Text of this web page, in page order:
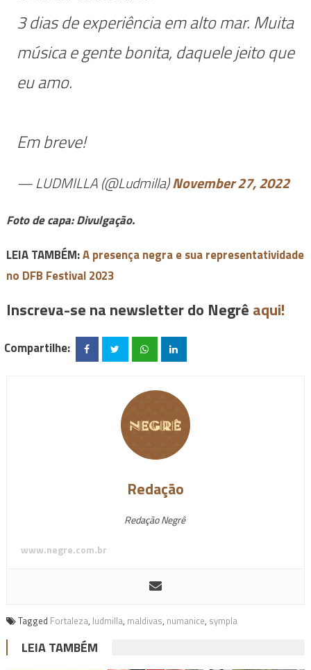
3 dias de experiência em alto mar. Muita
música e gente bonita, daquele jeito que
eu amo.
Em breve!
— LUDMILLA (@Ludmilla)November 27, 2022
Foto de capa: Divulgação.
LEIA TAMBÉM:A presença negra e sua representatividade
no DFB Festival 2023
Inscreva-se na newsletter do Negrê aqui!
Compartilhe:
Redação
Redação Negrê
www.negre.com.br
Tagged Fortaleza, ludmilla, maldivas, numanice, sympla
LEIA TAMBÉM